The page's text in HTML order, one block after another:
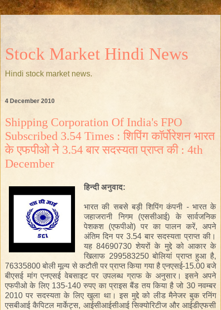
Stock Market Hindi News
Hindi stock market news.
4 December 2010
Shipping Corporation Of India's FPO
Subscribed 3.54 Times : शिपिंग कॉर्पोरेशन भारत
के एफपीओ ने 3.54 बार सदस्यता प्राप्त की : 4th
December
हिन्दी अनुवाद:
भारत की सबसे बड़ी शिपिंग कंपनी - भारत के
जहाजरानी
निगम(एससीआई)के
सार्वजनिक
पेशकश(एफपीओ) पर का पालन करें,अपने
अंतिम दिन पर 3.54बार सदस्यता प्राप्त की।
यह 84690730शेयरों के मुद्दे को आकार के
खिलाफ 299583250बोलियां प्राप्त हुआ है,
76335800बोली मूल्य से कटौती पर प्राप्त किया गया है एनएसई-15.00बजे
बीएसई मांग एनएसई वेबसाइट पर उपलब्ध ग्राफ के अनुसार। इसने अपने
एफपीओ के लिए135-140रुपए का प्राइस बैंड तय किया है जो 30नवम्बर
2010पर सदस्यता के लिए खुला था। इस मुद्दे को लीड मैनेजर बुक रनिंग
एसबीआई कैपिटल मार्केट्स, आईसीआईसीआई सिक्योरिटीज और आईडीएफसी